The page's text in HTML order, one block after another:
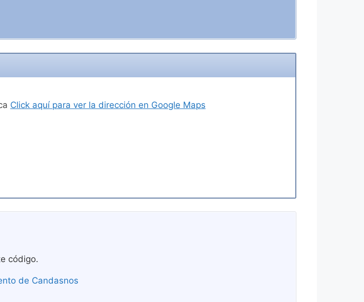
Click aquí para ver la dirección en Google Maps
código.